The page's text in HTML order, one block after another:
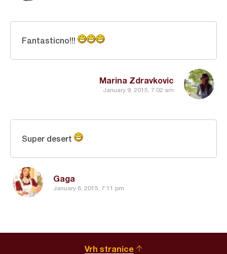
Marina Zdravkovic
January 9, 2015, 7:02 am
Fantasticno!!!
Gaga
January 8, 2015, 7:11 pm
Super desert
Vrh stranice